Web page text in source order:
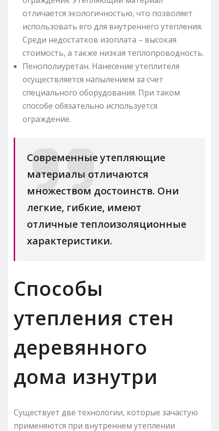
отличается экологичностью, что позволяет
использовать его для внутреннего утепления.
Среди недостатков изоплата – высокая
стоимость, а также низкая теплопроводность.
Пенополиуретан. Нанесение утеплителя
осуществляется напылением за счет
специального оборудования. При таком
способе обязательно используется
ограждение.
Современные утепляющие
материалы отличаются
множеством достоинств. Они
легкие, гибкие, имеют
отличные теплоизоляционные
характеристики.
Способы
утепления стен
деревянного
дома изнутри
Существует две технологии, которые зачастую
применяются при внутреннем утеплении